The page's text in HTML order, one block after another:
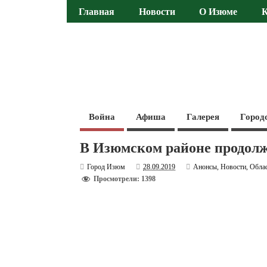
Главная Новости О Изюме
Война Афиша Галерея
В Изюмском районе
Город Изюм 28.09.2019 Анонсы,Новости,
Просмотрели: 1398